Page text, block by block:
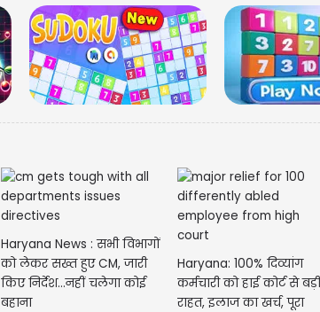
Haryana News : सभी विभागों
को लेकर सख्त हुए CM, जारी
किए निर्देश...नहीं चलेगा कोई
बहाना
Haryana: 100% दिव्यांग
कर्मचारी को हाई कोर्ट से
राहत, इलाज का खर्च, पूरा